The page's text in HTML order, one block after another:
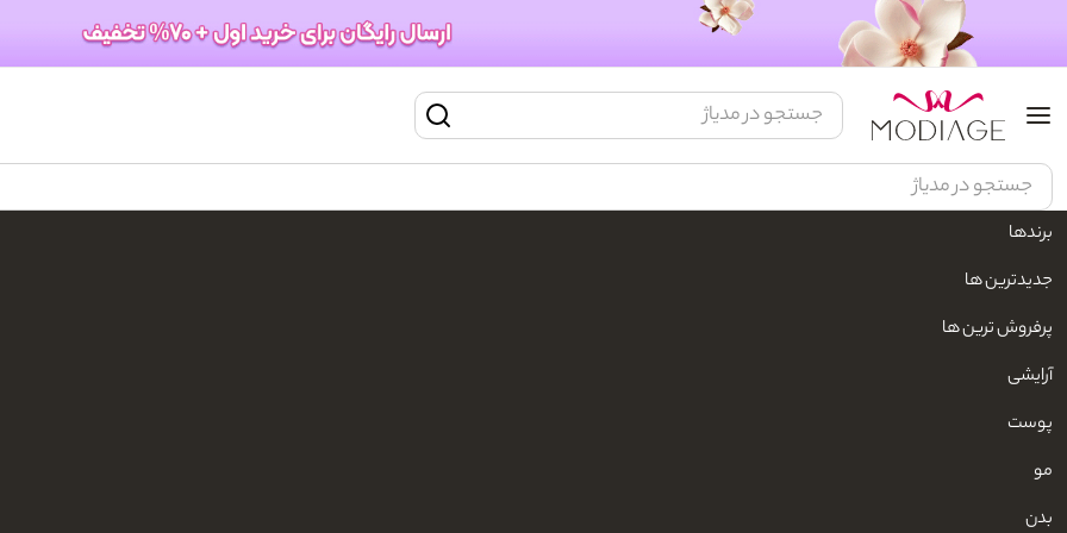
برندها
جدیدترین ها
پرفروش ترین ها
آرایشی
پوست
مو
بدن